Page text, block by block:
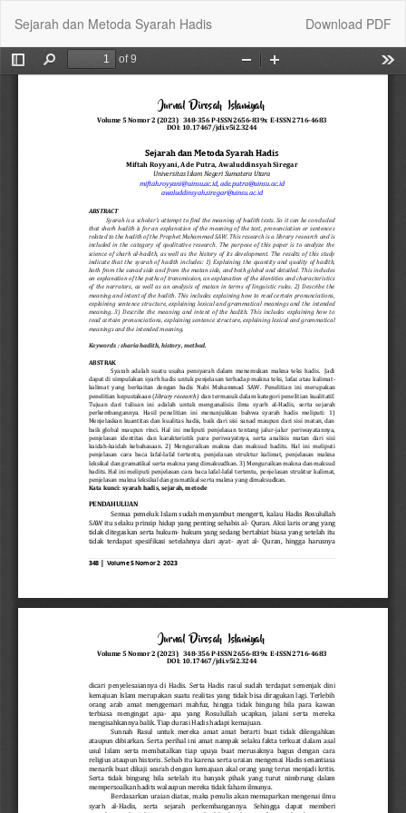
Article
Details
Sejarah dan Metoda Syarah Hadis Download
Download PDF